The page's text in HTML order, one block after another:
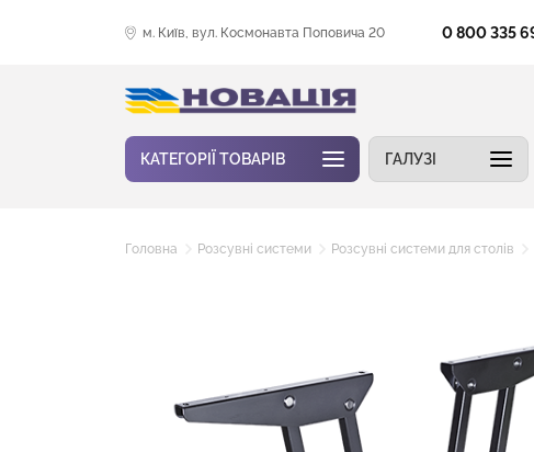
м. Київ, вул. Космонавта Поповича 20 0 800 335
КАТЕГОРІЇ ТОВАРІВ ГАЛУЗІ
Головна Розсувні системи Розсувні системи для столів